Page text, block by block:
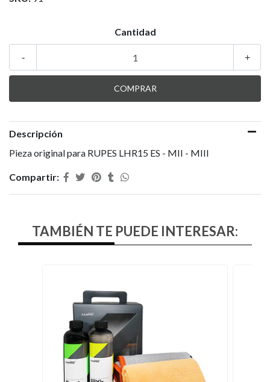
Cantidad
+
-
Descripción
Pieza original para RUPES LHR15 ES - MII - MIII
Compartir:
TAMBIÉN TE PUEDE INTERESAR: